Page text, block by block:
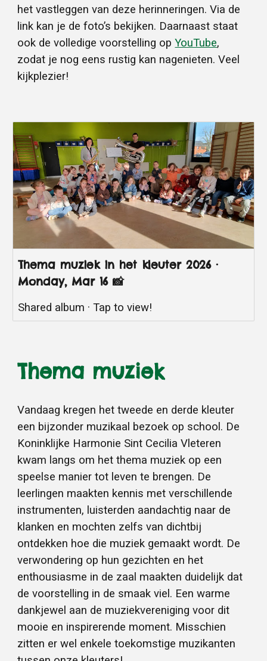
het vastleggen van deze herinneringen. Via de
link kan je de foto’s bekijken. Daarnaast staat
ook de volledige voorstelling opYouTube,
zodat je nog eens rustig kan nagenieten. Veel
kijkplezier!
Thema muziek in het kleuter 2026 ·
Monday, Mar 16 📸
Shared album · Tap to view!
Thema muziek
Vandaag kregen het tweede en derde kleuter
een bijzonder muzikaal bezoek op school. De
Koninklijke Harmonie Sint Cecilia Vleteren
kwam langs om het thema muziek op een
speelse manier tot leven te brengen. De
leerlingen maakten kennis met verschillende
instrumenten, luisterden aandachtig naar de
klanken en mochten zelfs van dichtbij
ontdekken hoe die muziek gemaakt wordt. De
verwondering op hun gezichten en het
enthousiasme in de zaal maakten duidelijk dat
de voorstelling in de smaak viel. Een warme
dankjewel aan de muziekvereniging voor dit
mooie en inspirerende moment. Misschien
zitten er wel enkele toekomstige muzikanten